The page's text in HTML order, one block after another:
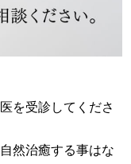
を受診してくださ
然治癒する事はな